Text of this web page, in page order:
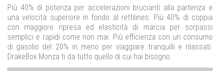
Più 40% di potenza per accelerazioni brucianti alla partenza e
una velocità superiore in fondo al rettilineo. Più 40% di coppia
con maggiore ripresa ed elasticità di marcia per sorpassi
semplici e rapidi come non mai. Più efficienza con un consumo
di gasolio del 20% in meno per viaggiare tranquilli e rilassati.
DrakeBox Monza ti da tutto quello di cui hai bisogno.